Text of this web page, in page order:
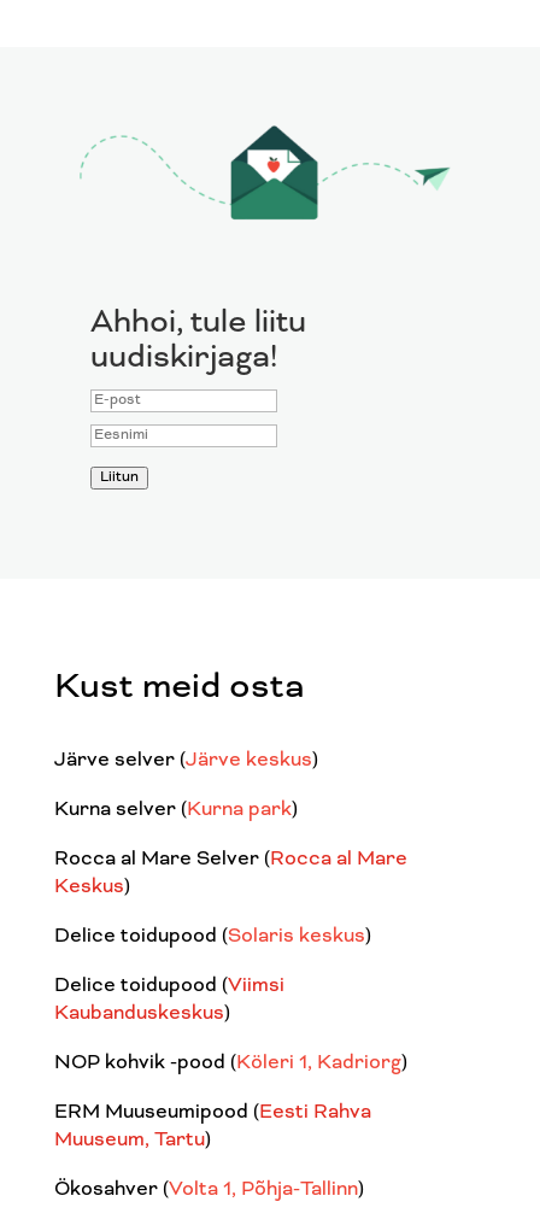
Ahhoi, tule liitu
uudiskirjaga!
Liitun
Kust meid osta
Järve selver (Järve keskus)
Kurna selver (Kurna park)
Rocca al Mare Selver (Rocca al Mare
Keskus)
Delice toidupood (Solaris keskus)
Delice toidupood (Viimsi
Kaubanduskeskus)
NOP kohvik -pood (Köleri 1, Kadriorg)
ERM Muuseumipood (Eesti Rahva
Muuseum, Tartu)
Ökosahver (Volta 1, Põhja-Tallinn)